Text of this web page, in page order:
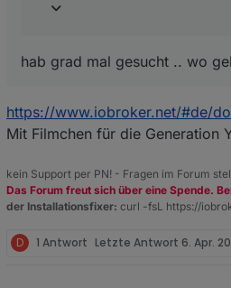
hab grad mal gesucht .. wo
https://www.iobroker.net/#de/
Mit Filmchen für die Generation
kein Support per PN! - Fragen im Forum
Das Forum freut sich über eine Spende.
der Installationsfixer: curl -fsL https://
D 1 Antwort Letzte Antwort 6. Apr.